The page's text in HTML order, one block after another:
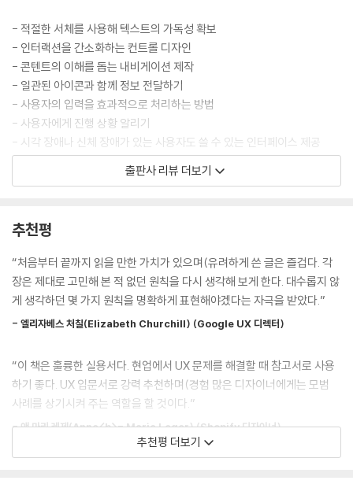
73장. 사용자가 선택적 여정 중이라면 ‘건너뛰기’ 컨트롤을 제공하라
74장. 사용자들은 당신의 회사에 관심이 없다
75장. e-커머스의 표준 패턴을 따르라
76장. 사용자의 작업이 저장되지 않았다면 타이틀 바에 인디케이터를 표
시하라
77장. 사용자에게 앱을 평가하라고 괴롭히지 마라
78장. 무의미한 스플래시 화면을 사용하지 마라
79장. 당신의 파비콘을 독특하게 만들어라
80장. ‘기존에서 만들기’ 흐름을 추가하라
81장. 사용자가 쉽게 지불할 수 있도록 만들어라
83장. 사용자들은 파일 시스템을 이해하지 못할 것이다
85장. 용어를 일관되게 사용하라
86장. ‘로그 인’과 ‘로그 아웃’이 아닌 ‘사인 인’과 ‘사인 아웃’을 사용하라
87장. ‘등록’보다 ‘사인 업’이 더 낫다
88장. 애매한 말이 아닌 ‘비밀번호 찾기’를 사용하라
90장. 수동태보다 능동태 동사를 선택하라
91장. 검색 결과 페이지 맨 위에 가장 관련성이 높은 결과를 표시해야 한다
92장. 알맞은 기본값을 선택하라
94장. 적절한 기본값을 사용해서 사용자가 완료해야 하는 태스크의 수를
줄여라
- 적절한 서체를 사용해 텍스트의 가독성 확보
- 인터랙션을 간소화하는 컨트롤 디자인
- 콘텐트의 이해를 돕는 내비게이션 제작
- 일관된 아이콘과 함께 정보 전달하기
- 사용자의 입력을 효과적으로 처리하는 방법
- 사용자에게 진행 상황 알리기
- 시각 장애나 신체 장애가 있는 사용자도 쓸 수 있는 인터페이스 제공
- 사용자를 이해하고 기대에 부응하기
이 책은 소프트웨어 제품을 디자인하는 모든 사람을 위한 것이다. 대상 독
자는 디자이너, UX 전문가 혹은 제품 UX의 의사결정권자일 수도 있다. 이
책에 소개된 원칙은 제품을 향상시키고, 사용자 니즈를 더 효과적으로 충
족시키도록 돕는다.
이 책에 등장하는 다양한 사례에는 모바일 앱, 웹사이트, 웹앱 혹은 데스크
바일 게임, 조종실 제어부터 세탁기, 그리고 그 사이에 존재하는 모든 것에
이르는 광범위한 범위의 애플리케이션에 적용될 수 있다.
- UX를 공부하는 학생
- 초보/신입 디자이너, 기획자, 개발자 등의 UXer
- 좋은 사례와 불변의 원칙을 꾸준히 참고해야 하는 중급 이상의 UXer
출판사 리뷰 더보기
추천평
“처음부터 끝까지 읽을 만한 가치가 있으며(유려하게 쓴 글은 즐겁다. 각
장은 제대로 고민해 본 적 없던 원칙을 다시 생각해 보게 한다. 대수롭지 않
게 생각하던 몇 가지 원칙을 명확하게 표현해야겠다는 자극을 받았다.”
- 엘리자베스 처칠(Elizabeth Churchill) (Google UX 디렉터)
“이 책은 훌륭한 실용서다. 현업에서 UX 문제를 해결할 때 참고서로 사용
하기 좋다. UX 입문서로 강력 추천하며(경험 많은 디자이너에게는 모범
사례를 상기시켜 주는 역할을 할 것이다.”
- 앤 마리 레제(Anne<b>- Marie Leger) (Shopify 디자이너)
추천평 더보기